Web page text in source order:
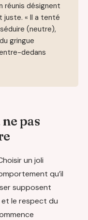
réunis désignent
juste. « Il a tenté
(neutre),
gringue
dedans
pas
un joli
qu’il
supposent
le respect du